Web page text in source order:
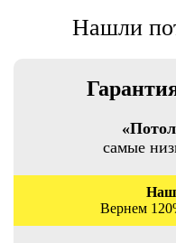
Нашли
самые
Вернем